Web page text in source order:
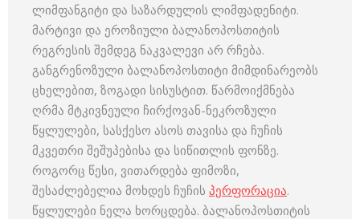
ლიმფანგიტი და საზარდულის ლიმფადენიტი.
მარტივი და ეროზიული ბალანოპოსთიტის
რეგრესის შემდეგ ნაკვალევი არ რჩება.
განგრენოზული ბალანოპოსთიტი მიმდინარეობს
ცხელებით, ზოგადი სისუსტით. წარმოიქმნება
ღრმა მტკივნეული ჩირქოვან-ნეკროზული
წყლულები, სასქესო ასოს თავისა და ჩუჩის
მკვეთრი შეშუპებისა და სიწითლის ფონზე.
როგორც წესი, ვითარდება ფიმოზი,
შესაძლებელია მოხდეს ჩუჩის პერფორაცია.
წყლულები ნელა ხორცდება. ბალანოპოსთიტის